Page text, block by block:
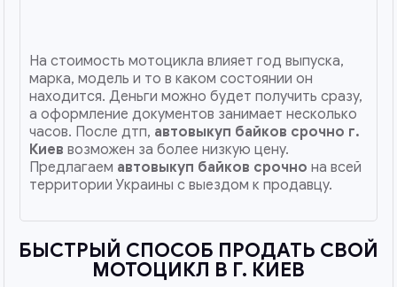
На стоимость мотоцикла влияет год выпуска,
марка, модель и то в каком состоянии он
находится. Деньги можно будет получить сразу,
а оформление документов занимает несколько
часов. После дтп, автовыкуп байков срочно г.
Киев возможен за более низкую цену.
Предлагаем автовыкуп байков срочно на всей
территории Украины с выездом к продавцу.
БЫСТРЫЙ СПОСОБ ПРОДАТЬ СВОЙ
МОТОЦИКЛ В Г. КИЕВ